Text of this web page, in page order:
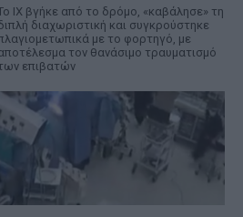
ΙΧ βγήκε από το δρόμο, «καβάλησε» τη
διαχωριστική και συγκρούστηκε
με το φορτηγό, με
τον θανάσιμο τραυματισμό
επιβατών